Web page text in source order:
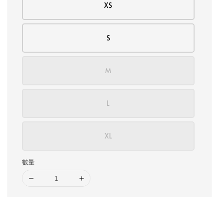
XS
S
M
L
XL
數量